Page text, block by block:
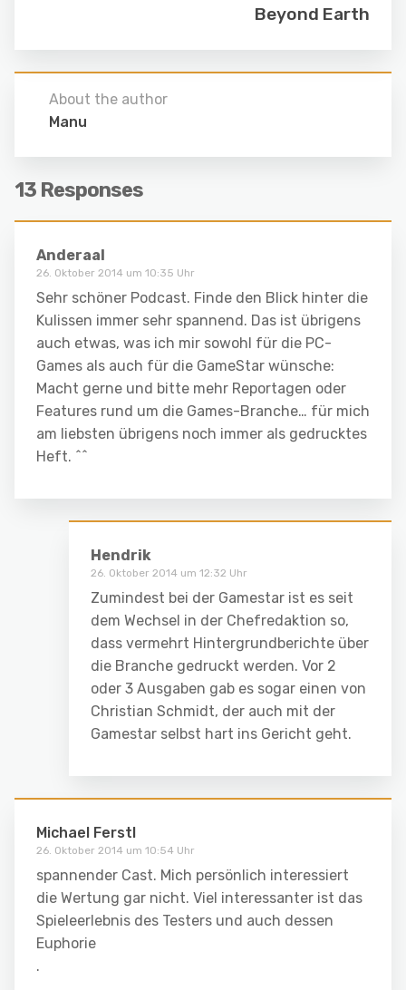
Beyond Earth
About the author
Manu
13 Responses
Anderaal
26. Oktober 2014 um 10:35 Uhr
Sehr schöner Podcast. Finde den Blick hinter die
Kulissen immer sehr spannend. Das ist übrigens
auch etwas, was ich mir sowohl für die PC-
Games als auch für die GameStar wünsche:
Macht gerne und bitte mehr Reportagen oder
Features rund um die Games-Branche… für mich
am liebsten übrigens noch immer als gedrucktes
Heft. ^^
Hendrik
26. Oktober 2014 um 12:32 Uhr
Zumindest bei der Gamestar ist es seit
dem Wechsel in der Chefredaktion so,
dass vermehrt Hintergrundberichte über
die Branche gedruckt werden. Vor 2
oder 3 Ausgaben gab es sogar einen von
Christian Schmidt, der auch mit der
Gamestar selbst hart ins Gericht geht.
Michael Ferstl
26. Oktober 2014 um 10:54 Uhr
spannender Cast. Mich persönlich interessiert
die Wertung gar nicht. Viel interessanter ist das
Spieleerlebnis des Testers und auch dessen
Euphorie
.